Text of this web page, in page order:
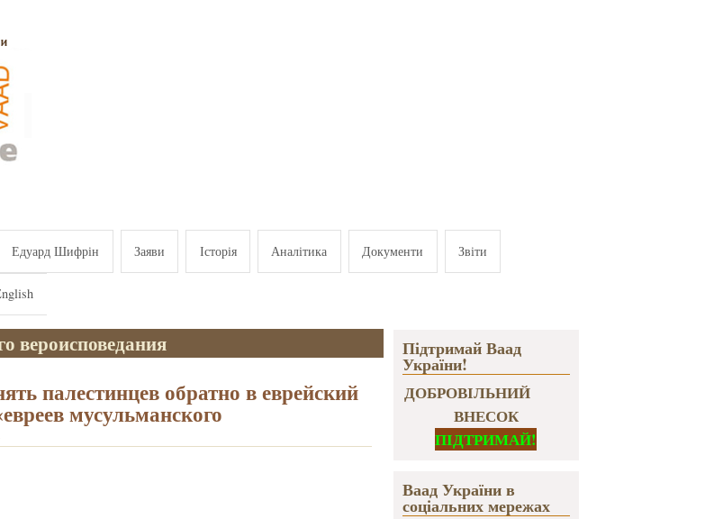
Едуард Шифрін Заяви Історія Аналітика Документи Звіти
вероисповедания
палестинцев обратно в еврейский
мусульманского
Підтримай Ваад
України!
ДОБРОВІЛЬНИЙ
ВНЕСОК
ПІДТРИМАЙ!
Ваад України в
соціальних мережах